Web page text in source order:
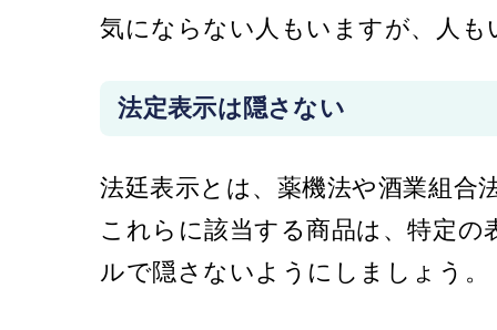
気にならない人もいますが、 人
法定表示は隠さない
法廷表示とは、薬機法や酒業組合
これらに該当する商品は、特定
ルで隠さないようにしましょう。